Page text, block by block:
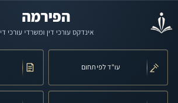
הפירמה
אינדקס עורכי דין ומשרדי עורכי דין
עו"ד לפי תחום